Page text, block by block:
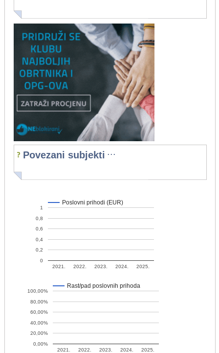
Povezani subjekti ...
Poslovni prihodi (EUR)
2021. 2022. 2023. 2024. 2025.
0
0,2
0,4
0,6
0,8
1
Rast/pad poslovnih prihoda
2021. 2022. 2023. 2024. 2025.
0,00%
20,00%
40,00%
60,00%
80,00%
100,00%